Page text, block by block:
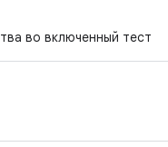
во включенный тест